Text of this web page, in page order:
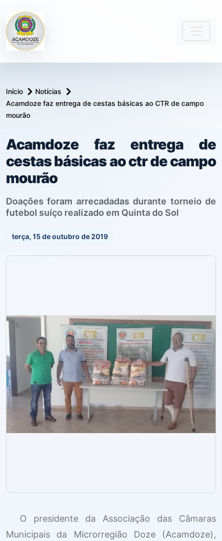
Início
Notícias
Acamdoze faz entrega de cestas básicas ao CTR de campo
mourão
Acamdoze faz entrega de
cestas básicas ao ctr de campo
mourão
Doações foram arrecadadas durante torneio de
futebol suíço realizado em Quinta do Sol
terça, 15 de outubro de 2019
O presidente da Associação das Câmaras
Municipais da Microrregião Doze (Acamdoze),